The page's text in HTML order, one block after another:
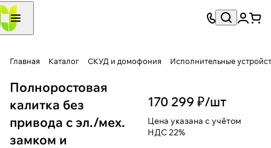
Главная Каталог СКУД и домофония Исполнительные
Полноростовая
калитка без
привода с эл./мех.
замком и
170 299 ₽/шт
Цена указана с учётом
НДС 22%